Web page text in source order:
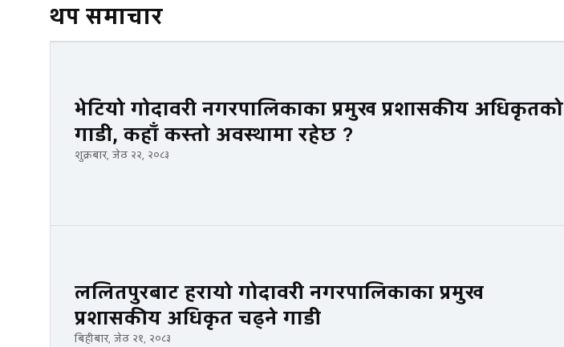
थप समाचार
भेटियो गोदावरी नगरपालिकाका प्रमुख प्रशासकीय अधिकृतको
गाडी, कहाँ कस्तो अवस्थामा रहेछ ?
शुक्रबार, जेठ २२, २०८३
ललितपुरबाट हरायो गोदावरी नगरपालिकाका प्रमुख
प्रशासकीय अधिकृत चढ्ने गाडी
बिहीबार, जेठ २१, २०८३